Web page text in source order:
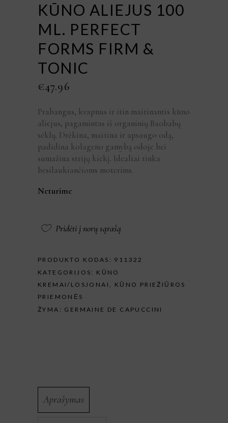
KŪNO ALIEJUS 100
ML. PERFECT
FORMS FIRM &
TONIC
€47.96
Prabangus, kvapnus ir itin maitinantis kūno
aliejus, pagamintas iš organinių Baobabų
sėklų. Drėkina, maitina ir apsaugo odą,
padidina kolageno gamybą odoje bei
sumažina strijų kiekį. Idealiai tinka
besilaukiančioms moterims.
Neturime
Pridėti į norų sąrašą
PRODUKTO KODAS: 911322
KATEGORIJOS: KŪNO
KREMAI/LOSJONAI , KŪNO PRIEŽIŪROS
PRIEMONĖS
ŽYMA: GERMAINE DE CAPUCCINI
Aprašymas